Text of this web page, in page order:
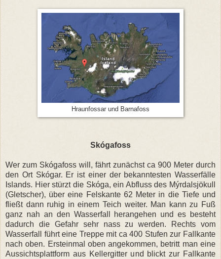
Hraunfossar und Barnafoss
Skógafoss
Wer zum Skógafoss will, fährt zunächst ca 900 Meter durch
den Ort Skógar. Er ist einer der bekanntesten Wasserfälle
Islands. Hier stürzt die Skóga, ein Abfluss des Mýrdalsjökull
(Gletscher), über eine Felskante 62 Meter in die Tiefe und
fließt dann ruhig in einem Teich weiter. Man kann zu Fuß
ganz nah an den Wasserfall herangehen und es besteht
dadurch die Gefahr sehr nass zu werden. Rechts vom
Wasserfall führt eine Treppe mit ca 400 Stufen zur Fallkante
nach oben. Ersteinmal oben angekommen, betritt man eine
Aussichtsplattform aus Kellergitter und blickt zur Fallkante